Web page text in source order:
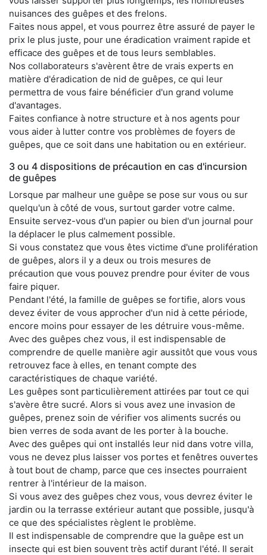
nuisances des guêpes et des frelons.
Faites nous appel, et vous pourrez être assuré de payer le
prix le plus juste, pour une éradication vraiment rapide et
efficace des guêpes et de tous leurs semblables.
Nos collaborateurs s'avèrent être de vrais experts en
matière d'éradication de nid de guêpes, ce qui leur
permettra de vous faire bénéficier d'un grand volume
d'avantages.
Faites confiance à notre structure et à nos agents pour
vous aider à lutter contre vos problèmes de foyers de
guêpes, que ce soit dans une habitation ou en extérieur.
3 ou 4 dispositions de précaution en cas d'incursion
de guêpes
Lorsque par malheur une guêpe se pose sur vous ou sur
quelqu'un à côté de vous, surtout garder votre calme.
Ensuite servez-vous d'un papier ou bien d'un journal pour
la déplacer le plus calmement possible.
Si vous constatez que vous êtes victime d'une prolifération
de guêpes, alors il y a deux ou trois mesures de
précaution que vous pouvez prendre pour éviter de vous
faire piquer.
Pendant l'été, la famille de guêpes se fortifie, alors vous
devez éviter de vous approcher d'un nid à cette période,
encore moins pour essayer de les détruire vous-même.
Avec des guêpes chez vous, il est indispensable de
comprendre de quelle manière agir aussitôt que vous vous
retrouvez face à elles, en tenant compte des
caractéristiques de chaque variété.
Les guêpes sont particulièrement attirées par tout ce qui
s'avère être sucré. Alors si vous avez une invasion de
guêpes, prenez soin de vérifier vos aliments sucrés ou
bien verres de soda avant de les porter à la bouche.
Avec des guêpes qui ont installés leur nid dans votre villa,
vous ne devez plus laisser vos portes et fenêtres ouvertes
à tout bout de champ, parce que ces insectes pourraient
rentrer à l'intérieur de la maison.
Si vous avez des guêpes chez vous, vous devrez éviter le
jardin ou la terrasse extérieur autant que possible, jusqu'à
ce que des spécialistes règlent le problème.
Il est indispensable de comprendre que la guêpe est un
insecte qui est bien souvent très actif durant l'été. Il serait